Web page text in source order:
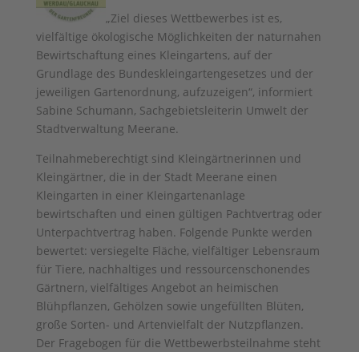
„Ziel dieses Wettbewerbes ist es,
vielfältige ökologische Möglichkeiten der naturnahen
Bewirtschaftung eines Kleingartens, auf der
Grundlage des Bundeskleingartengesetzes und der
jeweiligen Gartenordnung, aufzuzeigen“, informiert
Sabine Schumann, Sachgebietsleiterin Umwelt der
Stadtverwaltung Meerane.
Teilnahmeberechtigt sind Kleingärtnerinnen und
Kleingärtner, die in der Stadt Meerane einen
Kleingarten in einer Kleingartenanlage
bewirtschaften und einen gültigen Pachtvertrag oder
Unterpachtvertrag haben. Folgende Punkte werden
bewertet: versiegelte Fläche, vielfältiger Lebensraum
für Tiere, nachhaltiges und ressourcenschonendes
Gärtnern, vielfältiges Angebot an heimischen
Blühpflanzen, Gehölzen sowie ungefüllten Blüten,
große Sorten- und Artenvielfalt der Nutzpflanzen.
Der Fragebogen für die Wettbewerbsteilnahme steht